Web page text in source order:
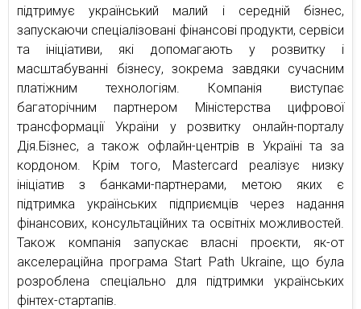
підтримує український малий і середній бізнес,
запускаючи спеціалізовані фінансові продукти, сервіси
та ініціативи, які допомагають у розвитку і
масштабуванні бізнесу, зокрема завдяки сучасним
платіжним технологіям. Компанія виступає
багаторічним партнером Міністерства цифрової
трансформації України у розвитку онлайн-порталу
Дія.Бізнес, а також офлайн-центрів в Україні та за
кордоном. Крім того, Mastercard реалізує низку
ініціатив з банками-партнерами, метою яких є
підтримка українських підприємців через надання
фінансових, консультаційних та освітніх можливостей.
Також компанія запускає власні проєкти, як-от
акселераційна програма Start Path Ukraine, що була
розроблена спеціально для підтримки українських
фінтех-стартапів.